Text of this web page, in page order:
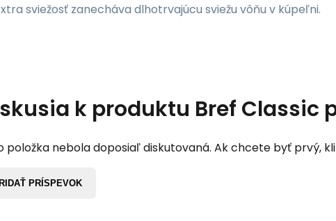
sviežosť zanecháva dlhotrvajúcu sviežu vôňu v kúpeľni.
k produktu Bref Classic
položka nebola doposiaľ diskutovaná. Ak chcete byť prvý,
PRÍSPEVOK